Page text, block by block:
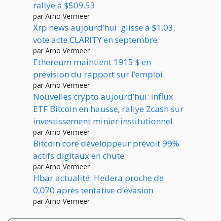
rallye à $509.53
par Arno Vermeer
Xrp news aujourd’hui: glisse à $1.03,
vote acte CLARITY en septembre
par Arno Vermeer
Ethereum maintient 1915 $ en
prévision du rapport sur l’emploi.
par Arno Vermeer
Nouvelles crypto aujourd’hui: influx
ETF Bitcoin en hausse, rallye Zcash sur
investissement minier institutionnel.
par Arno Vermeer
Bitcoin core développeur prévoit 99%
actifs digitaux en chute
par Arno Vermeer
Hbar actualité: Hedera proche de
0,070 après tentative d’évasion
par Arno Vermeer